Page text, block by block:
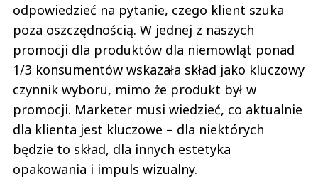
odpowiedzieć na pytanie, czego klient szuka
poza oszczędnością. W jednej z naszych
promocji dla produktów dla niemowląt ponad
1/3 konsumentów wskazała skład jako kluczowy
czynnik wyboru, mimo że produkt był w
promocji. Marketer musi wiedzieć, co aktualnie
dla klienta jest kluczowe – dla niektórych
będzie to skład, dla innych estetyka
opakowania i impuls wizualny.